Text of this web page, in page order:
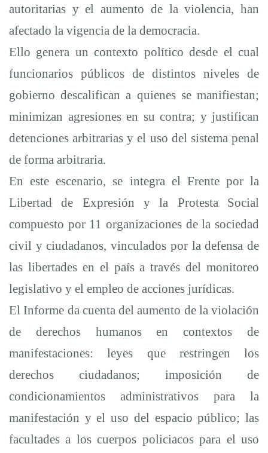
autoritarias y el aumento de la violencia, han
afectado la vigencia de la democracia.
Ello genera un contexto político desde el cual
funcionarios públicos de distintos niveles de
gobierno descalifican a quienes se manifiestan;
minimizan agresiones en su contra; y justifican
detenciones arbitrarias y el uso del sistema penal
de forma arbitraria.
En este escenario, se integra el Frente por la
Libertad de Expresión y la Protesta Social
compuesto por 11 organizaciones de la sociedad
civil y ciudadanos, vinculados por la defensa de
las libertades en el país a través del monitoreo
legislativo y el empleo de acciones jurídicas.
El Informe da cuenta del aumento de la violación
de derechos humanos en contextos de
manifestaciones: leyes que restringen los
derechos ciudadanos; imposición de
condicionamientos administrativos para la
manifestación y el uso del espacio público; las
facultades a los cuerpos policiacos para el uso